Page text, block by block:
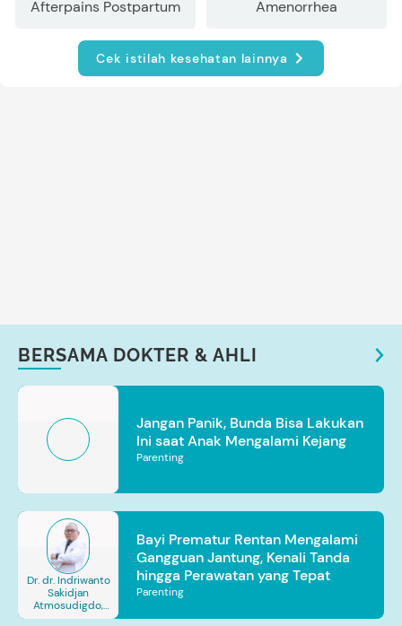
Afterpains Postpartum Amenorrhea
Cek istilah kesehatan lainnya
BERSAMA DOKTER & AHLI
Jangan Panik, Bunda Bisa Lakukan
Ini saat Anak Mengalami Kejang
Parenting
Dr. dr. Indriwanto
Sakidjan
Atmosudigdo,
Sp.JP(K). MARS
Bayi Prematur Rentan Mengalami
Gangguan Jantung, Kenali Tanda
hingga Perawatan yang Tepat
Parenting